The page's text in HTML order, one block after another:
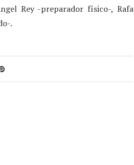
Rey -preparador físico-, Rafa
.